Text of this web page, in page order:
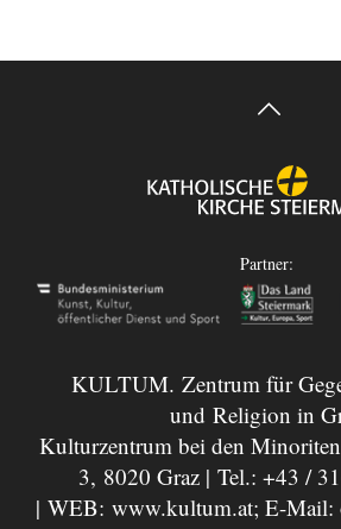
Partner:
KULTUM. Zentrum für
und Religion in
Kulturzentrum bei den
3, 8020 Graz | Tel.: +43 /
| WEB: www.kultum.at; E-Mail: